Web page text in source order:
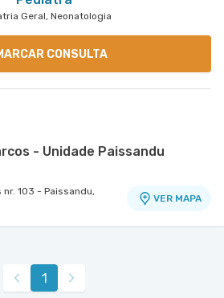
Geral, Neonatologia
CONSULTA
- Unidade Paissandu
nr. 103 - Paissandu,
VER MAPA
Parceiros
nr. 265 - Ilha do
1